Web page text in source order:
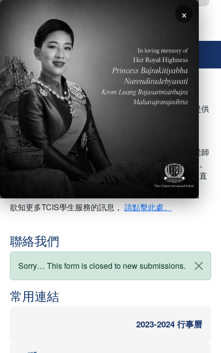
移至主內容
🌐 中文，傳統
圖片
對於那些未能銜接一般正常英語班課程的學生，TCIS提供
英語加強班(EAL)課程，給那些英語需要加強的學生學
習。
輔導老師提供了學校各方面的資原來輔導學生。 輔導老師
並會與學生及其家人密切合作，以促進學生學習的成效。
如果您認為您或您的孩子想獲得有關這方面的訊息，請直
欲知更多TCIS學生服務的訊息，請點擊此處。
聯絡我們
狀態訊息
Sorry… This form is closed to new submissions.
常用連結
2023-2024 行事曆
×